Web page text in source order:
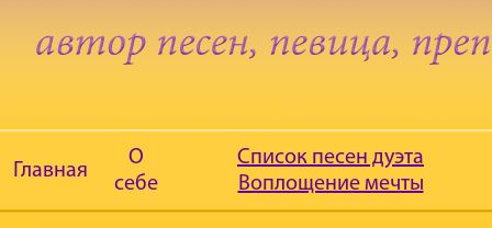
Главная
О
себе
Список песен дуэта
Воплощение мечты